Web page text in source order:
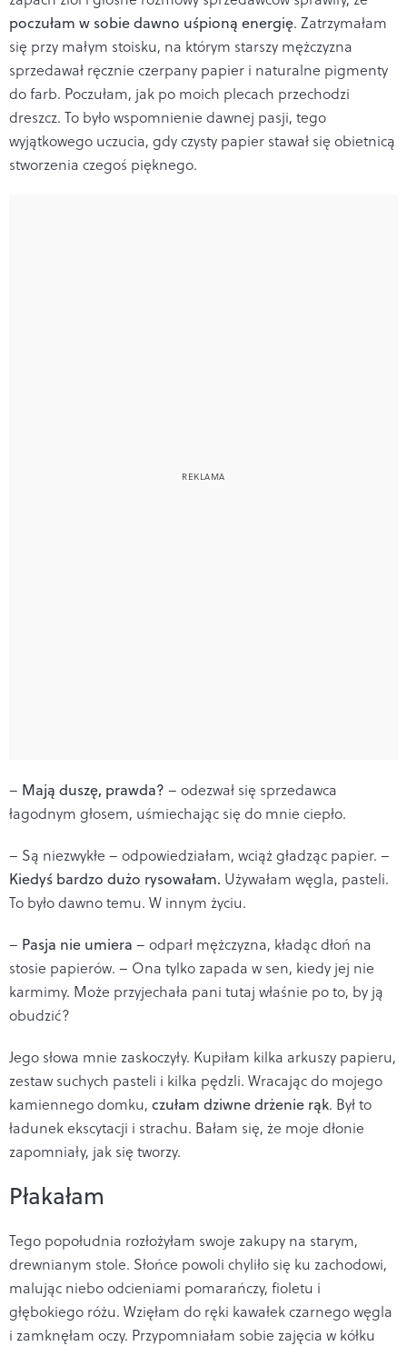
poczułam w sobie dawno uśpioną energię. Zatrzymałam
się przy małym stoisku, na którym starszy mężczyzna
sprzedawał ręcznie czerpany papier i naturalne pigmenty
do farb. Poczułam, jak po moich plecach przechodzi
dreszcz. To było wspomnienie dawnej pasji, tego
wyjątkowego uczucia, gdy czysty papier stawał się obietnicą
stworzenia czegoś pięknego.
– Mają duszę, prawda? – odezwał się sprzedawca
łagodnym głosem, uśmiechając się do mnie ciepło.
– Są niezwykłe – odpowiedziałam, wciąż gładząc papier. –
Kiedyś bardzo dużo rysowałam. Używałam węgla, pasteli.
To było dawno temu. W innym życiu.
– Pasja nie umiera – odparł mężczyzna, kładąc dłoń na
stosie papierów. – Ona tylko zapada w sen, kiedy jej nie
karmimy. Może przyjechała pani tutaj właśnie po to, by ją
obudzić?
Jego słowa mnie zaskoczyły. Kupiłam kilka arkuszy papieru,
zestaw suchych pasteli i kilka pędzli. Wracając do mojego
kamiennego domku, czułam dziwne drżenie rąk. Był to
ładunek ekscytacji i strachu. Bałam się, że moje dłonie
zapomniały, jak się tworzy.
Płakałam
Tego popołudnia rozłożyłam swoje zakupy na starym,
drewnianym stole. Słońce powoli chyliło się ku zachodowi,
malując niebo odcieniami pomarańczy, fioletu i
głębokiego różu. Wzięłam do ręki kawałek czarnego węgla
i zamknęłam oczy. Przypomniałam sobie zajęcia w kółku